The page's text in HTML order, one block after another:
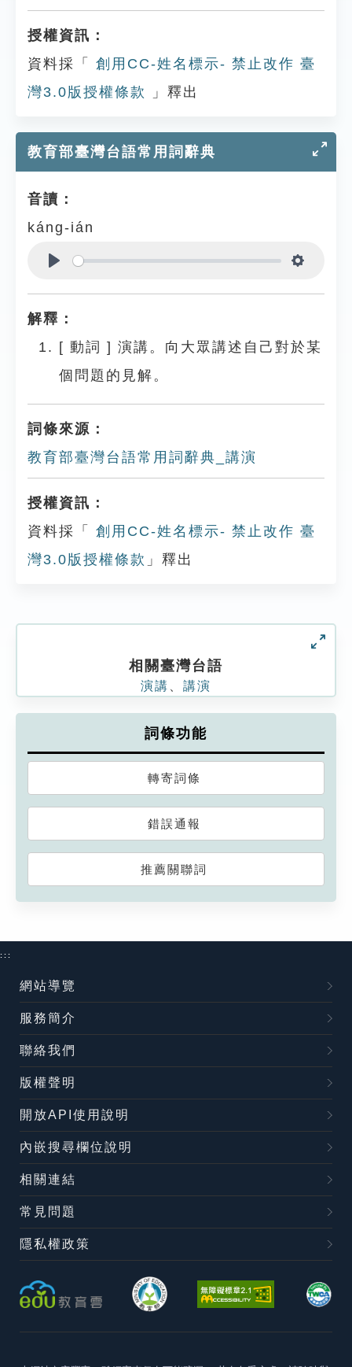
授權資訊：
資料採「
創用CC-姓名標示- 禁止改作 臺
灣3.0版授權條款
」釋出
教育部臺灣台語常用詞辭典
音讀：
káng-ián
解釋：
[ 動詞 ] 演講。向大眾講述自己對於某
個問題的見解。
詞條來源：
教育部臺灣台語常用詞辭典_講演
授權資訊：
資料採「
創用CC-姓名標示- 禁止改作 臺
灣3.0版授權條款 」釋出
相關臺灣台語
演講 講演
詞條功能
轉寄詞條
錯誤通報
推薦關聯詞
:::
網站導覽
服務簡介
聯絡我們
版權聲明
開放API使用說明
內嵌搜尋欄位說明
相關連結
常見問題
隱私權政策